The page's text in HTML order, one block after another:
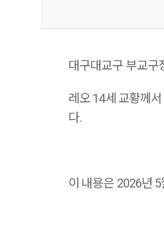
대구대교구 부교구
레오 14세 교황께
다.
이 내용은 2026년